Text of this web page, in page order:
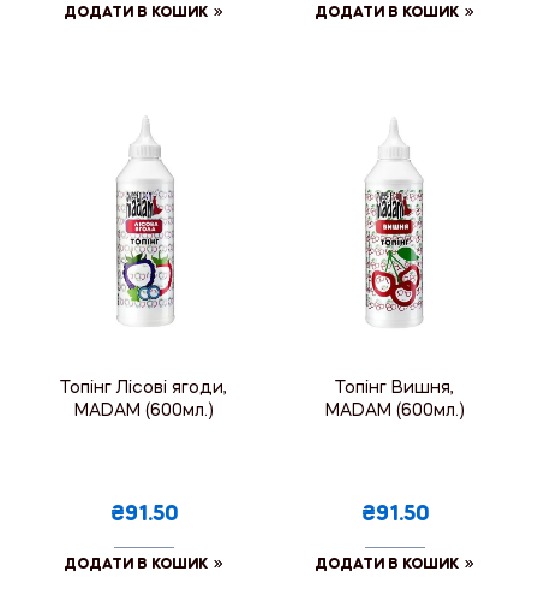
ДОДАТИ В КОШИК ДОДАТИ В КОШИК
Топінг Лісові ягоди,
MADAM (600мл.)
₴91.50
ДОДАТИ В КОШИК
Топінг Вишня,
MADAM (600мл.)
₴91.50
ДОДАТИ В КОШИК